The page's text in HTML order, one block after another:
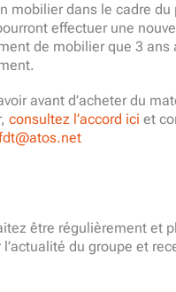
mobilier dans le cadre du
effectuer une
de mobilier que 3 ans
avant d’acheter du
consultez l’accord ici et
être régulièrement et
du groupe et